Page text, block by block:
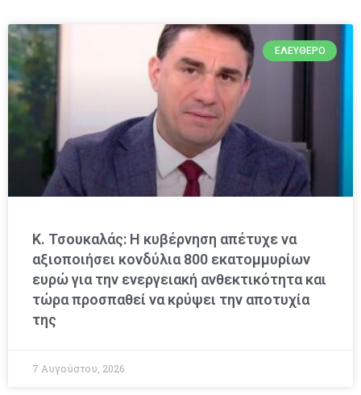
ΕΛΕΎΘΕΡΟ
Κ. Τσουκαλάς: Η κυβέρνηση απέτυχε να
αξιοποιήσει κονδύλια 800 εκατομμυρίων
ευρώ για την ενεργειακή ανθεκτικότητα και
τώρα προσπαθεί να κρύψει την αποτυχία
της
7 Αυγούστου, 2026